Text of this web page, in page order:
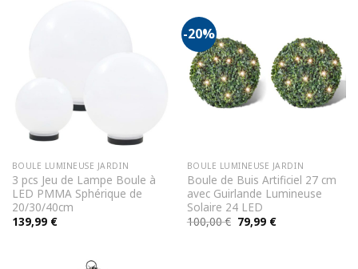
BOULE LUMINEUSE JARDIN
3 pcs Jeu de Lampe Boule à
LED PMMA Sphérique de
20/30/40cm
139,99 €
-20%
BOULE LUMINEUSE JARDIN
Boule de Buis Artificiel 27 cm
avec Guirlande Lumineuse
Solaire 24 LED
100,00€ Le
prix
79,99 €Le